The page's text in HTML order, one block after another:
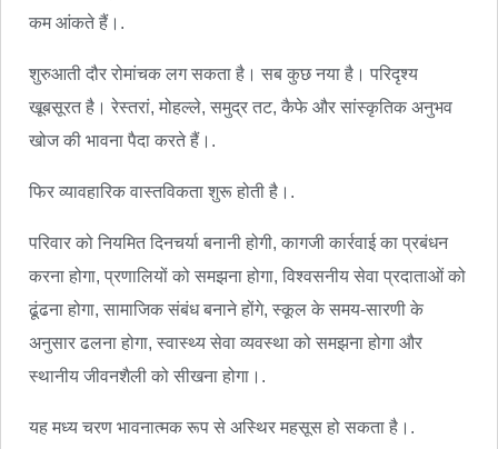
कम आंकते हैं।.
शुरुआती दौर रोमांचक लग सकता है। सब कुछ नया है। परिदृश्य
खूबसूरत है। रेस्तरां, मोहल्ले, समुद्र तट, कैफे और सांस्कृतिक अनुभव
खोज की भावना पैदा करते हैं।.
फिर व्यावहारिक वास्तविकता शुरू होती है।.
परिवार को नियमित दिनचर्या बनानी होगी, कागजी कार्रवाई का प्रबंधन
करना होगा, प्रणालियों को समझना होगा, विश्वसनीय सेवा प्रदाताओं को
ढूंढना होगा, सामाजिक संबंध बनाने होंगे, स्कूल के समय-सारणी के
अनुसार ढलना होगा, स्वास्थ्य सेवा व्यवस्था को समझना होगा और
स्थानीय जीवनशैली को सीखना होगा।.
यह मध्य चरण भावनात्मक रूप से अस्थिर महसूस हो सकता है।.